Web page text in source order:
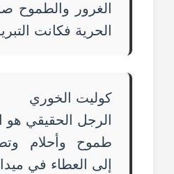
الغرور والطموح
الحرية فكانت
كوليت الخوري
الرجل الحقيقي
طموح وأحلام
إلى العطاء في